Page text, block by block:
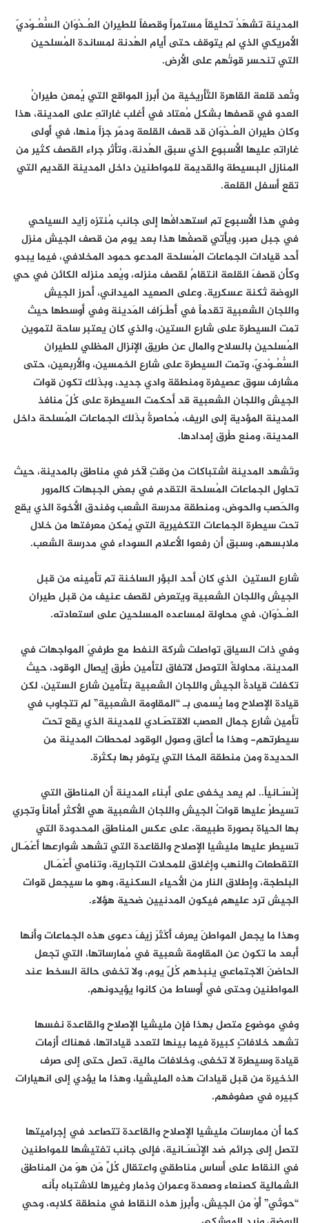
المدينة تشهَدُ تحليقاً مستمراً وقصفاً للطيران العُـدْوَان السُّعُـوْديّ
الأمريكي الذي لم يتوقف حتى أيام الهُدنة لمساندة المُسلحين
التي تنحسر قوتُهم على الأرض.
وتُعد قلعة القاهرة التَّأريخية من أبرز المواقع التي يُمعن طيرانُ
العدو في قصفها بشكل مُعتاد في أغلب غاراتهِ على المدينة، هذا
وكان طيران العُـدْوَان قد قصف القلعة ودمّر جزاً منها، في أولى
غاراتهِ عليها الأسبوع الذي سبق الهُدنة، وتأثر جراء القصف كثير من
المنازل البسيطة والقديمة للمواطنين داخل المدينة القديم التي
تقع أسفل القلعة.
وفي هذا الأسبوع تم استهدافُها إلى جانب مُنتزه زايد السياحي
في جبل صبر، ويأتي قصفُها هذا بعد يوم من قصف الجيش منزل
أحد قيادات الجماعات المُسلحة المدعو حمود المخلافي، فيما يبدو
وكأن قصفَ القلعة انتقامٌ لقصف منزله، ويُعد منزله الكائن في حي
الروضة ثكنة عسكرية. وعلى الصعيد الميداني، أحرز الجيش
واللجان الشعبية تقدماً في أَطْـرَاف المَدينة وفي أوسطها حيث
تمت السيطرة على شارع الستين، والذي كان يعتبر ساحة لتموين
المُسلحين بالسلاح والمال عن طريق الإنزال المظلي للطيران
السُّعُـوْديّ، وتمت السيطرة على شارع الخمسين، والأربعين، حتى
مشارف سوق عصيفرة ومنطقة وادي جديد، وبذَلك تكون قوات
الجيش واللجان الشعبية قد أحكمت السيطرة على كُلّ منافذ
المدينة المؤدية إلى الريف، مُحاصرةٌ بذَلك الجماعات المُسلحة داخل
المدينة، ومنع طُرق إمدادها.
وتَشهد المدينة اشتباكات من وقتِ لآخر في مناطق بالمدينة، حيث
تحاول الجماعات المُسلحة التقدم في بعض الجبهات كالمرور
والحَصب والحوض، ومنطقة مدرسة الشعب وفندق الأخوة الذي يقع
تحت سيطرة الجماعات التكفيرية التي يُمكن معرفتها من خلال
ملابسهم، وسبق أن رفعوا الأعلام السوداء في مدرسة الشعب.
شارع الستين الذي كان أحد البؤر الساخنة تم تأمينه من قبل
الجيش واللجان الشعبية ويتعرض لقصف عنيف من قبل طيران
العُـدْوَان، في محاولة لمساعده المسلحين على استعادته.
وفي ذات السياق تواصلت شركة النفط مع طرفَي المواجهات في
المدينة، محاولةً التوصل لاتفاق لتأمين طُرق إيصال الوقود، حيث
تكفلت قيادةُ الجيش واللجان الشعبية بتأمين شارع الستين، لكن
قيادة الإصلاح وما يُسمى بـ “المقاومة الشعبية” لم تتجاوب في
تأمين شارع جمال العصب الاقتصَـادي للمدينة الذي يقع تحت
سيطرتهم- وهذا ما أعاق وصول الوقود لمحطات المدينة من
الحديدة ومن منطقة المخا التي يتوفر بها بكثرة.
إنْسَـانياً.. لم يعد يخفى على أبناء المدينة أن المناطق التي
تسيطرُ عليها قواتُ الجيش واللجان الشعبية هي الأكثر أماناً وتجري
بها الحياة بصورة طبيعة، على عكس المناطق المحدودة التي
تسيطر عليها مليشيا الإصلاح والقاعدة التي تشهد شوارعها أَعْمَـال
التقطعات والنهب وإغلاق للمحلات التجارية، وتنامي أَعْمَـال
البلطجة، وإطلاق النار من الأحياء السكنية، وهو ما سيجعل قوات
الجيش ترد عليهم فيكون المدنيين ضحية هؤلاء.
وهذا ما يجعل المواطنَ يعرف أَكْثَرَ زيفَ دعوى هذه الجماعات وأنها
أبعد ما تكون عن المقاومة شعبية في مُمارساتها، التي تجعل
الحاضنَ الاجتماعي ينبذهم كُلّ يوم، ولا تخفى حالة السخط عند
المواطنين وحتى في أوساط من كانوا يؤيدونهم.
وفي موضوع متصل بهذا فإن مليشيا الإصلاح والقاعدة نفسها
تشهد خلافاتٍ كبيرة فيما بينها لتعدد قياداتها، فهناك أزمات
قيادة وسيطرة لا تخفى، وخلافات مالية، تصل حتى إلى صرف
الذخيرة من قبل قيادات هذه المليشيا، وهذا ما يؤدي إلى انهيارات
كبيره في صفوفهم.
كما أن ممارسات مليشيا الإصلاح والقاعدة تتصاعد في إجراميتها
لتصل إلى جرائم ضد الإنْسَـانية، فإلى جانب تفتيشها للمواطنين
في النقاط على أساس مناطقي واعتقال كُلِّ مَن هوَ من المناطق
الشمالية كصنعاء وصعدة وعمران وذمار وغيرها للاشتباه بأنه
“حوثي” أَوْ من الجيش، وأبرز هذه النقاط في منطقة كلابه، وحي